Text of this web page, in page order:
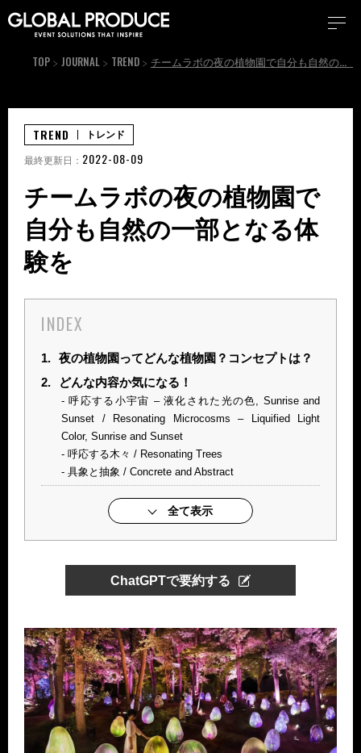
TOP JOURNAL TREND チームラボの夜の植物園で自分も自然の一部となる体験を
チームラボの夜の植物園で
自分も自然の一部となる体
験を
INDEX
1. 夜の植物園ってどんな植物園？コンセプトは？
2.
どんな内容か気になる！
呼応する小宇宙 – 液化された光の色, Sunrise and
Sunset / Resonating Microcosms – Liquified Light
Color, Sunrise and Sunset
呼応する木々 / Resonating Trees
具象と抽象 / Concrete and Abstract
全て表示
ChatGPTで要約する
TREND トレンド
最終更新日： 2022-08-09